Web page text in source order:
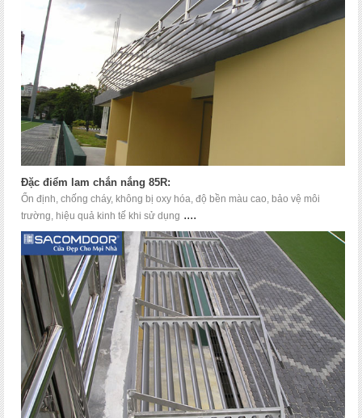
Đặc điểm lam chắn nắng 85R:
Ổn định, chống cháy, không bị oxy hóa, độ bền màu cao, bảo vệ môi
trường, hiệu quả kinh tế khi sử dụng ....